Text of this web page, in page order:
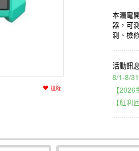
追蹤
本漏電
器，可
測、檢
8/1-8/
【
【紅